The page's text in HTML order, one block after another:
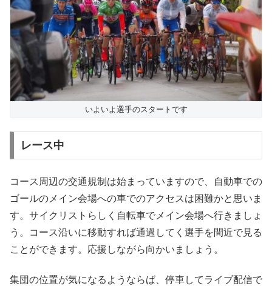
いよいよ選手のスタートです
レース中
コース周辺の交通規制は始まっていますので、自動車での
ゴールのメイン会場への車でのアクセスは困難かと思いま
す。サイクリストらしく自転車でメイン会場へ行きましょ
う。コース沿いに移動すれば通過してく選手を間近で見る
ことができます。応援しながら向かいましょう。
集団の位置が気になるようならば、停車してライブ配信で